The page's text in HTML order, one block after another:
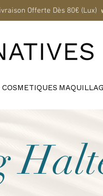
Offerte Dès 80€ (Lux)
COSMETIQUES